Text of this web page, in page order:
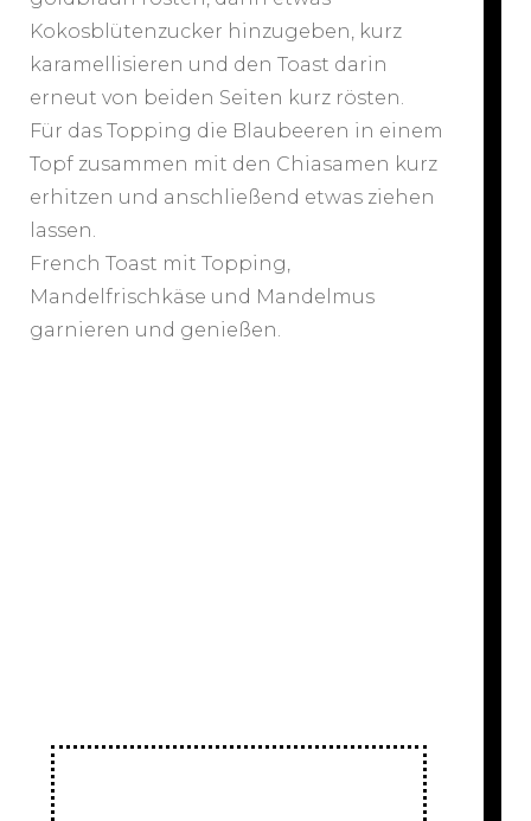
Kokosblütenzucker hinzugeben, kurz
karamellisieren und den Toast darin
erneut von beiden Seiten kurz rösten.
Für das Topping die Blaubeeren in einem
Topf zusammen mit den Chiasamen kurz
erhitzen und anschließend etwas ziehen
lassen.
French Toast mit Topping,
Mandelfrischkäse und Mandelmus
garnieren und genießen.